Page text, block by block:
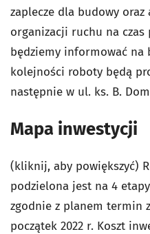
zaplecze dla budowy
organizacji ruchu na czas
będziemy informować na
kolejności roboty będą
następnie w ul. ks. B.
Mapa inwestycji
(kliknij, aby powiększyć)
podzielona jest na 4
zgodnie z planem termin
początek 2022 r. Koszt